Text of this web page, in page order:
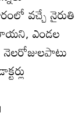
వచ్చే నైరుతి
ఎండల